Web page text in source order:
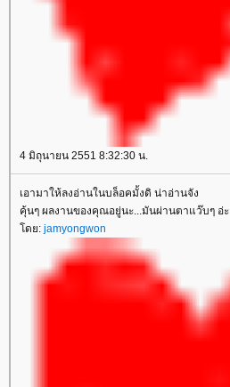
4 มิถุนายน 2551 8:32:30 น.
เอามาให้ลงอ่านในบล็อคมั้งดิ น่าอ่านจัง
คุ้นๆ ผลงานของคุณอยู่นะ...มันผ่านตาแว๊บๆ อ่ะ
ดย: jamyongwon